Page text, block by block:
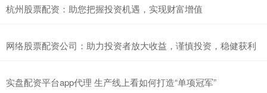
杭州股票配资：助您把握投资机遇，实现财富增值
网络股票配资公司：助力投资者放大收益，谨慎投资，稳健获利
实盘配资平台app代理 生产线上看如何打造“单项冠军”